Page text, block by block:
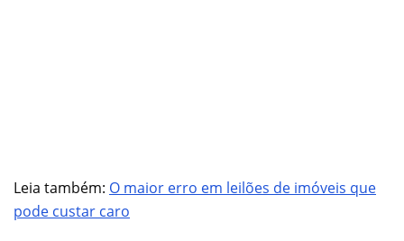
Leia também: O maior erro em leilões de imóveis que
pode custar caro